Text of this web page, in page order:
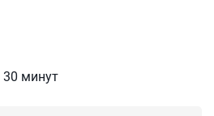
30 минут